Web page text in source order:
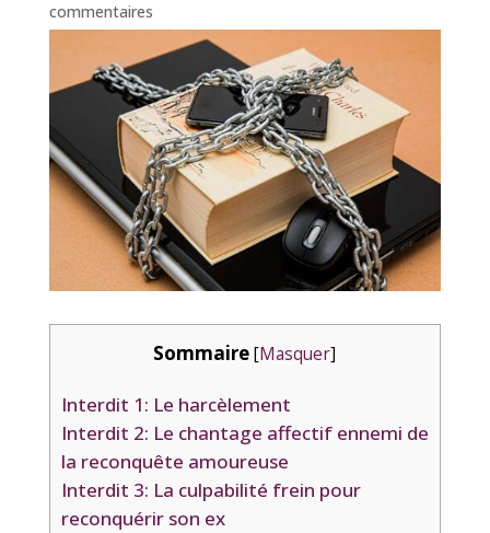
commentaires
Sommaire [Masquer]
Interdit 1: Le harcèlement
Interdit 2: Le chantage affectif ennemi de
la reconquête amoureuse
Interdit 3: La culpabilité frein pour
reconquérir son ex